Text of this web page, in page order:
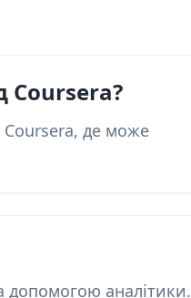
Coursera?
Coursera, де може
допомогою аналітики.